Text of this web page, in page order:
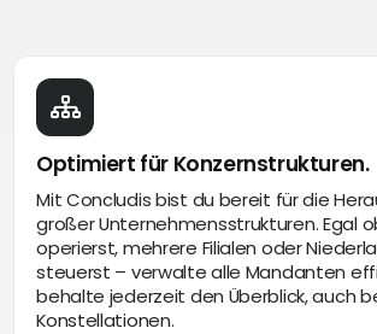
Optimiert für Konzernstrukturen.
Mit Concludis bist du bereit für die
großer Unternehmensstrukturen. Egal
operierst, mehrere Filialen oder
steuerst – verwalte alle Mandanten
behalte jederzeit den Überblick, auch
Konstellationen.